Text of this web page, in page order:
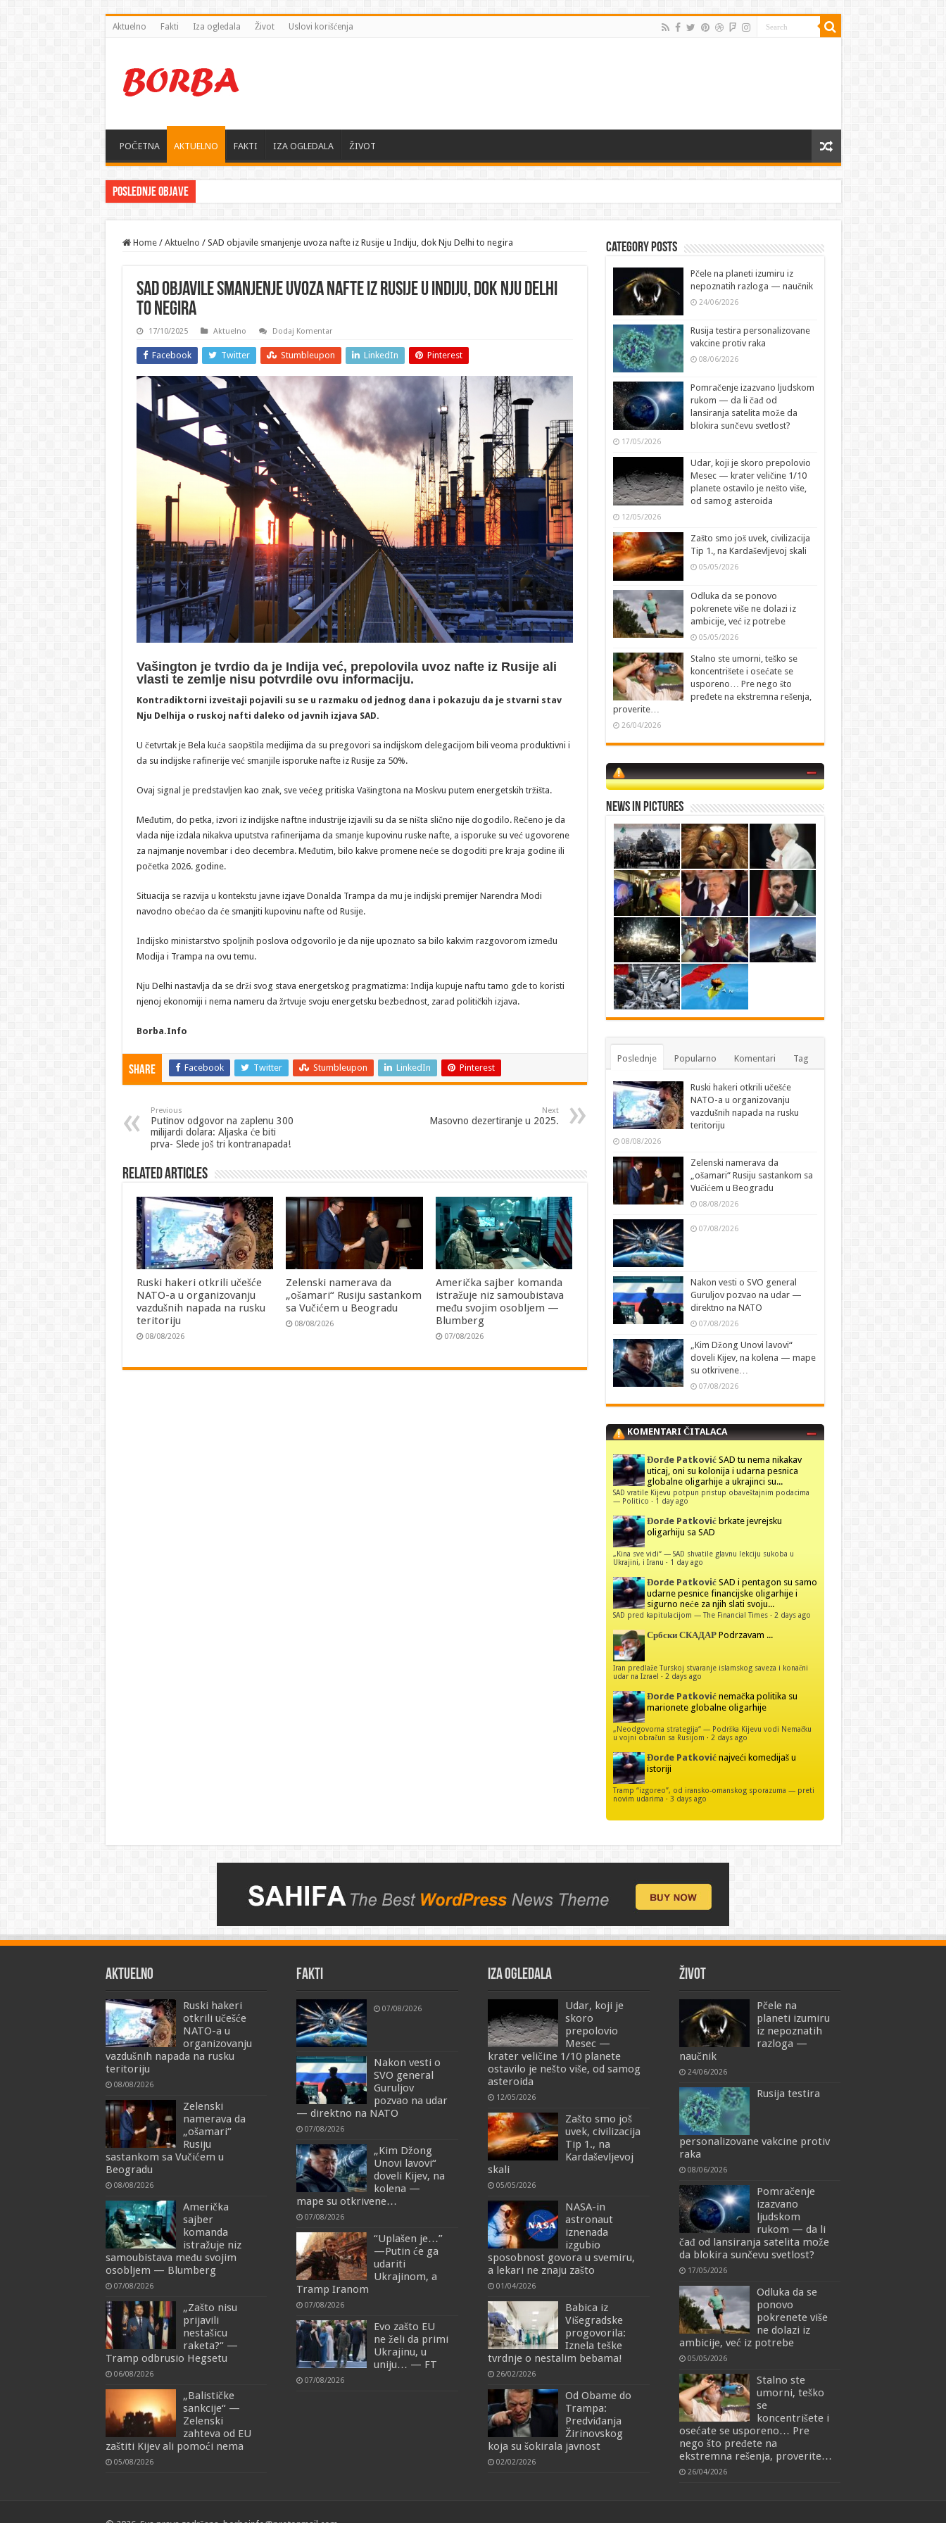
Aktuelno Fakti Iza ogledala Život Uslovi korišćenja
POČETNA AKTUELNO FAKTI IZA OGLEDALA ŽIVOT
Poslednje objave
Home / Aktuelno / SAD objavile smanjenje uvoza nafte iz Rusije u Indiju, dok Nju Delhi to negira
SAD objavile smanjenje uvoza nafte iz Rusije u Indiju, dok Nju Delhi
to negira
17/10/2025 Aktuelno Dodaj Komentar
Facebook Twitter Stumbleupon LinkedIn Pinterest
Vašington je tvrdio da je Indija već, prepolovila uvoz nafte iz Rusije ali
vlasti te zemlje nisu potvrdile ovu informaciju.
Kontradiktorni izveštaji pojavili su se u razmaku od jednog dana i pokazuju da je stvarni stav
Nju Delhija o ruskoj nafti daleko od javnih izjava SAD.
U četvrtak je Bela kuća saopštila medijima da su pregovori sa indijskom delegacijom bili veoma produktivni i
da su indijske rafinerije već smanjile isporuke nafte iz Rusije za 50%.
Ovaj signal je predstavljen kao znak, sve većeg pritiska Vašingtona na Moskvu putem energetskih tržišta.
Međutim, do petka, izvori iz indijske naftne industrije izjavili su da se ništa slično nije dogodilo. Rečeno je da
vlada nije izdala nikakva uputstva rafinerijama da smanje kupovinu ruske nafte, a isporuke su već ugovorene
za najmanje novembar i deo decembra. Međutim, bilo kakve promene neće se dogoditi pre kraja godine ili
početka 2026. godine.
Situacija se razvija u kontekstu javne izjave Donalda Trampa da mu je indijski premijer Narendra Modi
navodno obećao da će smanjiti kupovinu nafte od Rusije.
Indijsko ministarstvo spoljnih poslova odgovorilo je da nije upoznato sa bilo kakvim razgovorom između
Modija i Trampa na ovu temu.
Nju Delhi nastavlja da se drži svog stava energetskog pragmatizma: Indija kupuje naftu tamo gde to koristi
njenoj ekonomiji i nema nameru da žrtvuje svoju energetsku bezbednost, zarad političkih izjava.
Borba.Info
Share Facebook Twitter Stumbleupon LinkedIn Pinterest
Previous
Putinov odgovor na zaplenu 300
milijardi dolara: Aljaska će biti
prva- Slede još tri kontranapada!
Next
Masovno dezertiranje u 2025.
Related Articles
Ruski hakeri otkrili učešće
NATO-a u organizovanju
vazdušnih napada na rusku
teritoriju
08/08/2026
Zelenski namerava da
„ošamari“ Rusiju sastankom
sa Vučićem u Beogradu
08/08/2026
Američka sajber komanda
istražuje niz samoubistava
među svojim osobljem —
Blumberg
07/08/2026
Category Posts
Pčele na planeti izumiru iz
nepoznatih razloga — naučnik
24/06/2026
Rusija testira personalizovane
vakcine protiv raka
08/06/2026
Pomračenje izazvano ljudskom
rukom — da li čađ od
lansiranja satelita može da
blokira sunčevu svetlost?
17/05/2026
Udar, koji je skoro prepolovio
Mesec — krater veličine 1/10
planete ostavilo je nešto više,
od samog asteroida
12/05/2026
Zašto smo još uvek, civilizacija
Tip 1., na Kardaševljevoj skali
05/05/2026
Odluka da se ponovo
pokrenete više ne dolazi iz
ambicije, već iz potrebe
05/05/2026
Stalno ste umorni, teško se
koncentrišete i osećate se
usporeno… Pre nego što
pređete na ekstremna rešenja,
proverite…
26/04/2026
News in Pictures
Poslednje Popularno Komentari Tag
Ruski hakeri otkrili učešće
NATO-a u organizovanju
vazdušnih napada na rusku
teritoriju
08/08/2026
Zelenski namerava da
„ošamari“ Rusiju sastankom sa
Vučićem u Beogradu
08/08/2026
07/08/2026
Nakon vesti o SVO general
Guruljov pozvao na udar —
direktno na NATO
07/08/2026
„Kim Džong Unovi lavovi“
doveli Kijev, na kolena — mape
su otkrivene…
07/08/2026
KOMENTARI ČITALACA
Đorđe Patković SAD tu nema nikakav
uticaj, oni su kolonija i udarna pesnica
globalne oligarhije a ukrajinci su...
SAD vratile Kijevu potpun pristup obaveštajnim podacima
— Politico · 1 day ago
Đorđe Patković brkate jevrejsku
oligarhiju sa SAD
„Kina sve vidi“ — SAD shvatile glavnu lekciju sukoba u
Ukrajini, i Iranu · 1 day ago
Đorđe Patković SAD i pentagon su samo
udarne pesnice financijske oligarhije i
sigurno neće za njih slati svoju...
SAD pred kapitulacijom — The Financial Times· 2 days ago
Србски СКАДАР Podrzavam ...
Iran predlaže Turskoj stvaranje islamskog saveza i konačni
udar na Izrael · 2 days ago
Đorđe Patković nemačka politika su
marionete globalne oligarhije
„Neodgovorna strategija“ — Podrška Kijevu vodi Nemačku
u vojni obračun sa Rusijom · 2 days ago
Đorđe Patković najveći komedijaš u
istoriji
Tramp “izgoreo”, od iransko-omanskog sporazuma — preti
novim udarima · 3 days ago
AKTUELNO
Ruski hakeri
otkrili učešće
NATO-a u
organizovanju
vazdušnih napada na rusku
teritoriju
08/08/2026
Zelenski
namerava da
„ošamari“
Rusiju
sastankom sa Vučićem u
Beogradu
08/08/2026
Američka
sajber
komanda
istražuje niz
samoubistava među svojim
osobljem — Blumberg
07/08/2026
„Zašto nisu
prijavili
nestašicu
raketa?“ —
Tramp odbrusio Hegsetu
06/08/2026
„Balističke
sankcije“ —
Zelenski
zahteva od EU
zaštiti Kijev ali pomoći nema
05/08/2026
FAKTI
07/08/2026
Nakon vesti o
SVO general
Guruljov
pozvao na udar
— direktno na NATO
07/08/2026
„Kim Džong
Unovi lavovi“
doveli Kijev, na
kolena —
mape su otkrivene…
07/08/2026
“Uplašen je…”
—Putin će ga
udariti
Ukrajinom, a
Tramp Iranom
07/08/2026
Evo zašto EU
ne želi da primi
Ukrajinu, u
uniju… — FT
07/08/2026
IZA OGLEDALA
Udar, koji je
skoro
prepolovio
Mesec —
krater veličine 1/10 planete
ostavilo je nešto više, od samog
asteroida
12/05/2026
Zašto smo još
uvek, civilizacija
Tip 1., na
Kardaševljevoj
skali
05/05/2026
NASA-in
astronaut
iznenada
izgubio
sposobnost govora u svemiru,
a lekari ne znaju zašto
01/04/2026
Babica iz
Višegradske
progovorila:
Iznela teške
tvrdnje o nestalim bebama!
26/02/2026
Od Obame do
Trampa:
Predviđanja
Žirinovskog
koja su šokirala javnost
02/02/2026
ŽIVOT
Pčele na
planeti izumiru
iz nepoznatih
razloga —
naučnik
24/06/2026
Rusija testira
personalizovane vakcine protiv
raka
08/06/2026
Pomračenje
izazvano
ljudskom
rukom — da li
čađ od lansiranja satelita može
da blokira sunčevu svetlost?
17/05/2026
Odluka da se
ponovo
pokrenete više
ne dolazi iz
ambicije, već iz potrebe
05/05/2026
Stalno ste
umorni, teško
se
koncentrišete i
osećate se usporeno… Pre
nego što pređete na
ekstremna rešenja, proverite…
26/04/2026